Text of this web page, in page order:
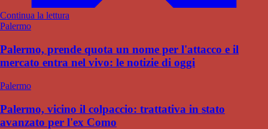
Continua la lettura
Palermo
Palermo, prende quota un nome per l'attacco e il
mercato entra nel vivo: le notizie di oggi
Palermo
Palermo, vicino il colpaccio: trattativa in stato
avanzato per l'ex Como